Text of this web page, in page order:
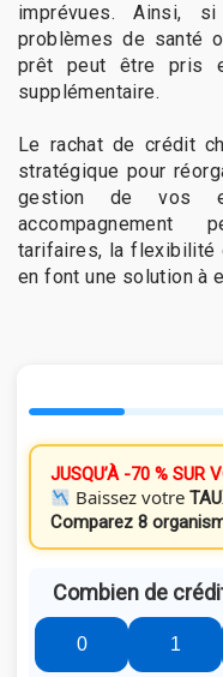
imprévues. Ainsi,
problèmes de santé
prêt peut être pris
supplémentaire.
Le rachat de crédit
stratégique pour
gestion de vos
accompagnement
tarifaires, la
en font une solution à
JUSQU’À -70 % SUR
Baissez votre
Comparez 8
Combien de
0 1